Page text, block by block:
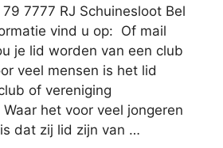
7777 RJ Schuinesloot Bel
vind u op: Of mail
je lid worden van een club
veel mensen is het lid
of vereniging
het voor veel jongeren
dat zij lid zijn van …